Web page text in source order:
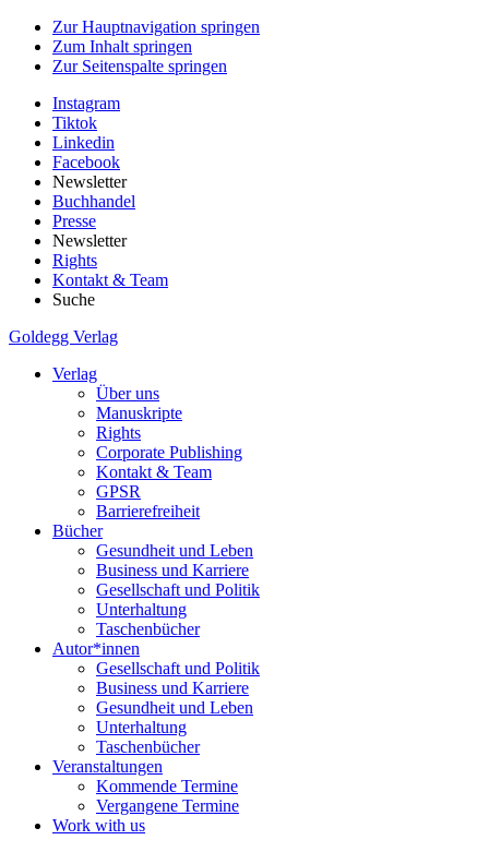
Zur Hauptnavigation springen
Zum Inhalt springen
Zur Seitenspalte springen
Instagram
Tiktok
Linkedin
Facebook
Newsletter
Buchhandel
Presse
Newsletter
Rights
Kontakt & Team
Suche
Goldegg Verlag
Verlag
Über uns
Manuskripte
Rights
Corporate Publishing
Kontakt & Team
GPSR
Barrierefreiheit
Bücher
Gesundheit und Leben
Business und Karriere
Gesellschaft und Politik
Unterhaltung
Taschenbücher
Autor*innen
Gesellschaft und Politik
Business und Karriere
Gesundheit und Leben
Unterhaltung
Taschenbücher
Veranstaltungen
Kommende Termine
Vergangene Termine
Work with us